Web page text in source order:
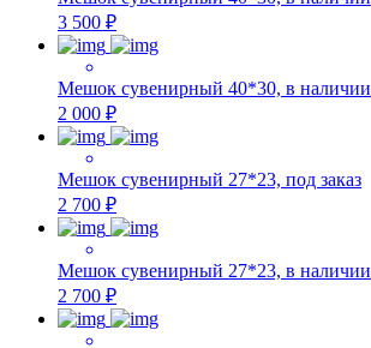
3 500 ₽
Мешок сувенирный 40*30, в наличии
2 000 ₽
Мешок сувенирный 27*23, под заказ
2 700 ₽
Мешок сувенирный 27*23, в наличии
2 700 ₽